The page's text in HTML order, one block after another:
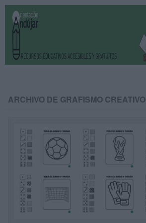
ARCHIVO DE GRAFISMO CREATIVO